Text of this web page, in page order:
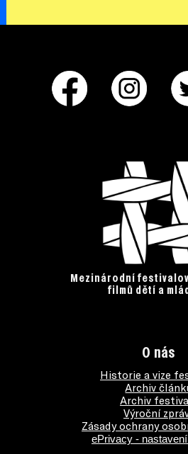
Mezinárodní
filmů dětí a
O nás
Historie a vize
Archiv
Archiv
Výroční
Zásady ochrany
ePrivacy -